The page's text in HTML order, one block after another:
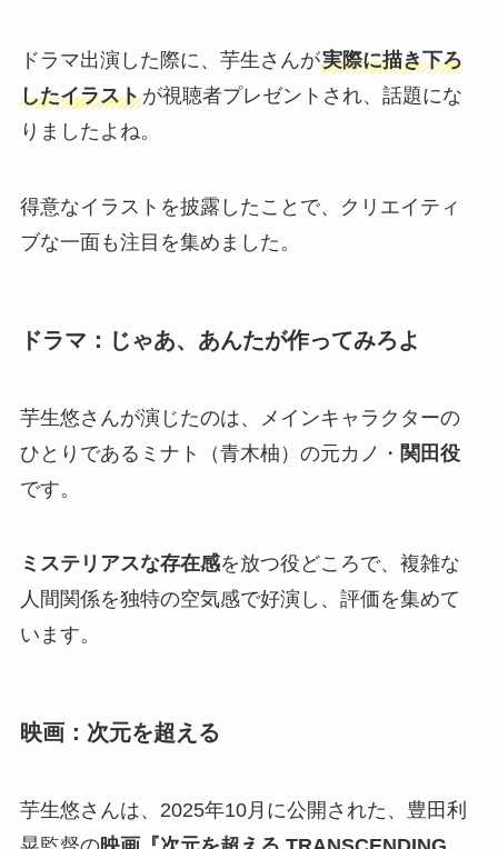
ドラマ出演した際に、芋生さんが実際に描き下ろ
したイラストが視聴者プレゼントされ、話題にな
りましたよね。
得意なイラストを披露したことで、クリエイティ
ブな一面も注目を集めました。
ドラマ：じゃあ、あんたが作ってみろよ
芋生悠さんが演じたのは、メインキャラクターの
ひとりであるミナト（青木柚）の元カノ・ 関田役
です。
ミステリアスな存在感を放つ役どころで、複雑な
人間関係を独特の空気感で好演し、評価を集めて
います。
映画：次元を超える
芋生悠さんは、2025年10月に公開された、豊田利